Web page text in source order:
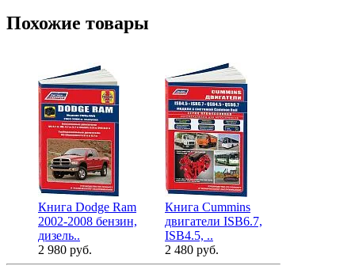
Похожие товары
Книга Dodge Ram
2002-2008 бензин,
дизель..
2 980 руб.
Книга Cummins
двигатели ISB6.7,
ISB4.5, ..
2 480 руб.